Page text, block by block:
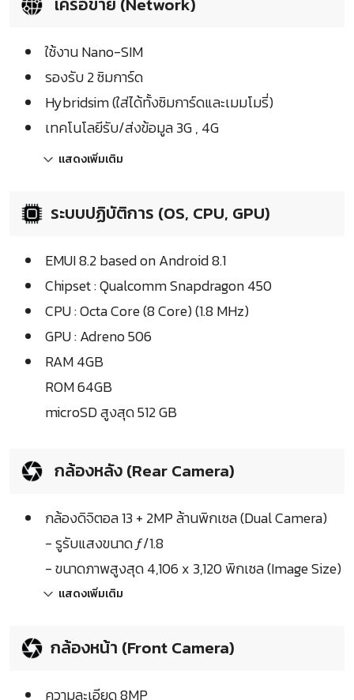
ใช้งาน Nano-SIM
รองรับ 2 ซิมการ์ด
Hybridsim (ใส่ได้ทั้งซิมการ์ดและเมมโมรี่)
เทคโนโลยีรับ/ส่งข้อมูล 3G , 4G
แสดงเพิ่มเติม
ระบบปฏิบัติการ (OS, CPU, GPU)
EMUI 8.2 based on Android 8.1
Chipset : Qualcomm Snapdragon 450
CPU : Octa Core (8 Core) (1.8 MHz)
GPU : Adreno 506
RAM 4GB
ROM 64GB
microSD สูงสุด 512 GB
กล้องหลัง (Rear Camera)
กล้องดิจิตอล 13 + 2MP ล้านพิกเซล (Dual Camera)
- รูรับแสงขนาด ƒ/1.8
- ขนาดภาพสูงสุด 4,106 x 3,120 พิกเซล (Image Size)
แสดงเพิ่มเติม
กล้องหน้า (Front Camera)
ความละเอียด 8MP